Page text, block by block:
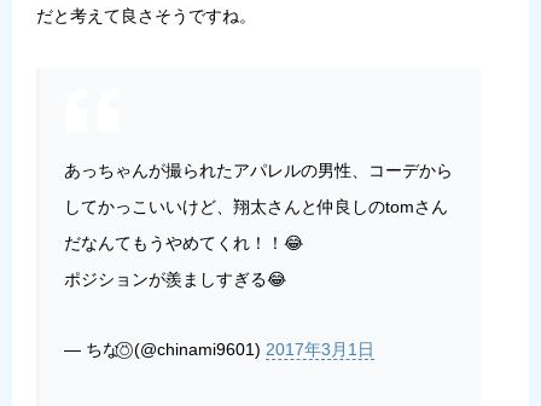
だと考えて良さそうですね。
あっちゃんが撮られたアパレルの男性、コーデから
してかっこいいけど、翔太さんと仲良しのtomさん
だなんてもうやめてくれ！！😂
ポジションが羨ましすぎる😂
— ちな⍥⃝ (@chinami9601) 2017年3月1日